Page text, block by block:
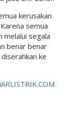
kerusakan
semua
melalui segala
benar benar
ke